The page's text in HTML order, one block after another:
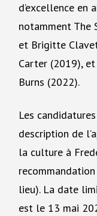
d’excellence en
notamment The
et Brigitte
Carter (2019),
Burns (2022).
Les
description de
la culture à
lieu). La date
est le 13 mai